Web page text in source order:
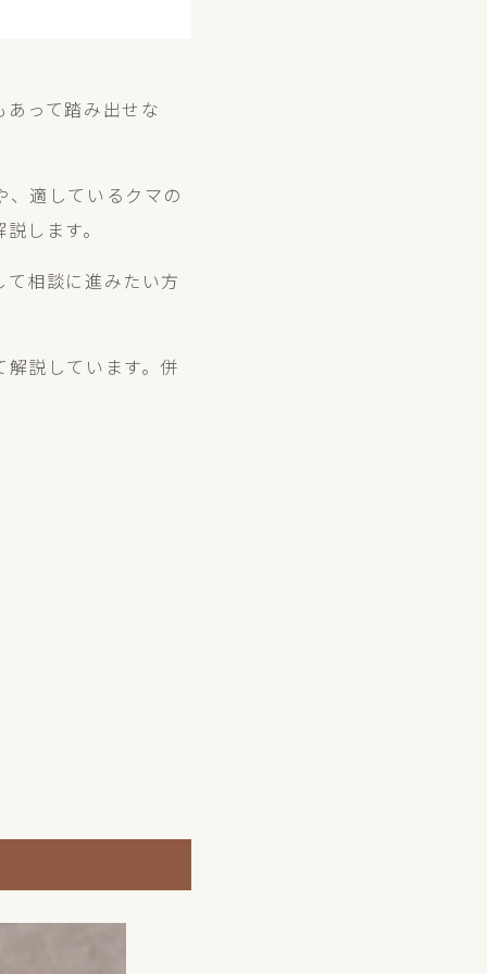
って踏み出せな
適しているクマの
します。
相談に進みたい方
説しています。併